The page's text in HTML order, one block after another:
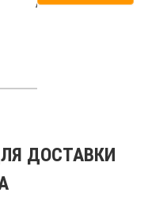
ДОСТАВКИ